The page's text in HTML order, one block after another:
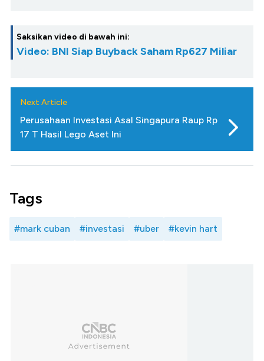
Saksikan video di bawah ini:
Video: BNI Siap Buyback Saham Rp627 Miliar
Next Article
Perusahaan Investasi Asal Singapura Raup Rp
17 T Hasil Lego Aset Ini
Tags
#mark cuban #investasi #uber #kevin hart